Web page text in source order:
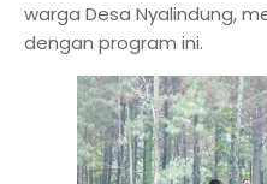
warga Desa Nyalindung,
dengan program ini.